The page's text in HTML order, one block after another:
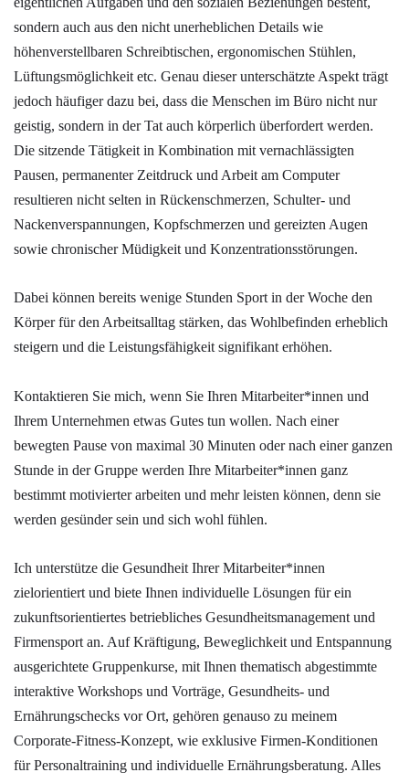
sondern auch aus den nicht unerheblichen Details wie
höhenverstellbaren Schreibtischen, ergonomischen Stühlen,
Lüftungsmöglichkeit etc. Genau dieser unterschätzte Aspekt trägt
jedoch häufiger dazu bei, dass die Menschen im Büro nicht nur
geistig, sondern in der Tat auch körperlich überfordert werden.
Die sitzende Tätigkeit in Kombination mit vernachlässigten
Pausen, permanenter Zeitdruck und Arbeit am Computer
resultieren nicht selten in Rückenschmerzen, Schulter- und
Nackenverspannungen, Kopfschmerzen und gereizten Augen
sowie chronischer Müdigkeit und Konzentrationsstörungen.
Dabei können bereits wenige Stunden Sport in der Woche den
Körper für den Arbeitsalltag stärken, das Wohlbefinden erheblich
steigern und die Leistungsfähigkeit signifikant erhöhen.
Kontaktieren Sie mich, wenn Sie Ihren Mitarbeiter*innen und
Ihrem Unternehmen etwas Gutes tun wollen. Nach einer
bewegten Pause von maximal 30 Minuten oder nach einer ganzen
Stunde in der Gruppe werden Ihre Mitarbeiter*innen ganz
bestimmt motivierter arbeiten und mehr leisten können, denn sie
werden gesünder sein und sich wohl fühlen.
Ich unterstütze die Gesundheit Ihrer Mitarbeiter*innen
zielorientiert und biete Ihnen individuelle Lösungen für ein
zukunftsorientiertes betriebliches Gesundheitsmanagement und
Firmensport an. Auf Kräftigung, Beweglichkeit und Entspannung
ausgerichtete Gruppenkurse, mit Ihnen thematisch abgestimmte
interaktive Workshops und Vorträge, Gesundheits- und
Ernährungschecks vor Ort, gehören genauso zu meinem
Corporate-Fitness-Konzept, wie exklusive Firmen-Konditionen
für Personaltraining und individuelle Ernährungsberatung. Alles